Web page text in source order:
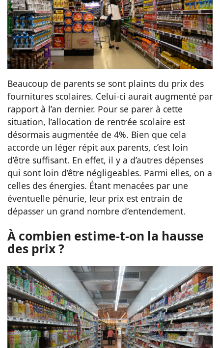
Beaucoup de parents se sont plaints du prix des
fournitures scolaires. Celui-ci aurait augmenté par
rapport à l’an dernier. Pour se parer à cette
situation, l’allocation de rentrée scolaire est
désormais augmentée de 4%. Bien que cela
accorde un léger répit aux parents, c’est loin
d’être suffisant. En effet, il y a d’autres dépenses
qui sont loin d’être négligeables. Parmi elles, on a
celles des énergies. Étant menacées par une
éventuelle pénurie, leur prix est entrain de
dépasser un grand nombre d’entendement.
À combien estime-t-on la hausse
des prix ?